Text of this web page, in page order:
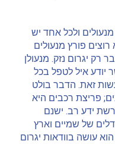
ולכל אחד יש
פורץ מנעולים
רק יגרום נזק. מנעולן
יודע איל לטפל בכל
זאת. הדבר בולט
פריצת רכבים היא
ידע רב. ישנם
של שמיים וארץ
עושה בוודאות יגרום